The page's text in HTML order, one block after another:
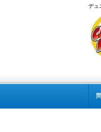
デュ